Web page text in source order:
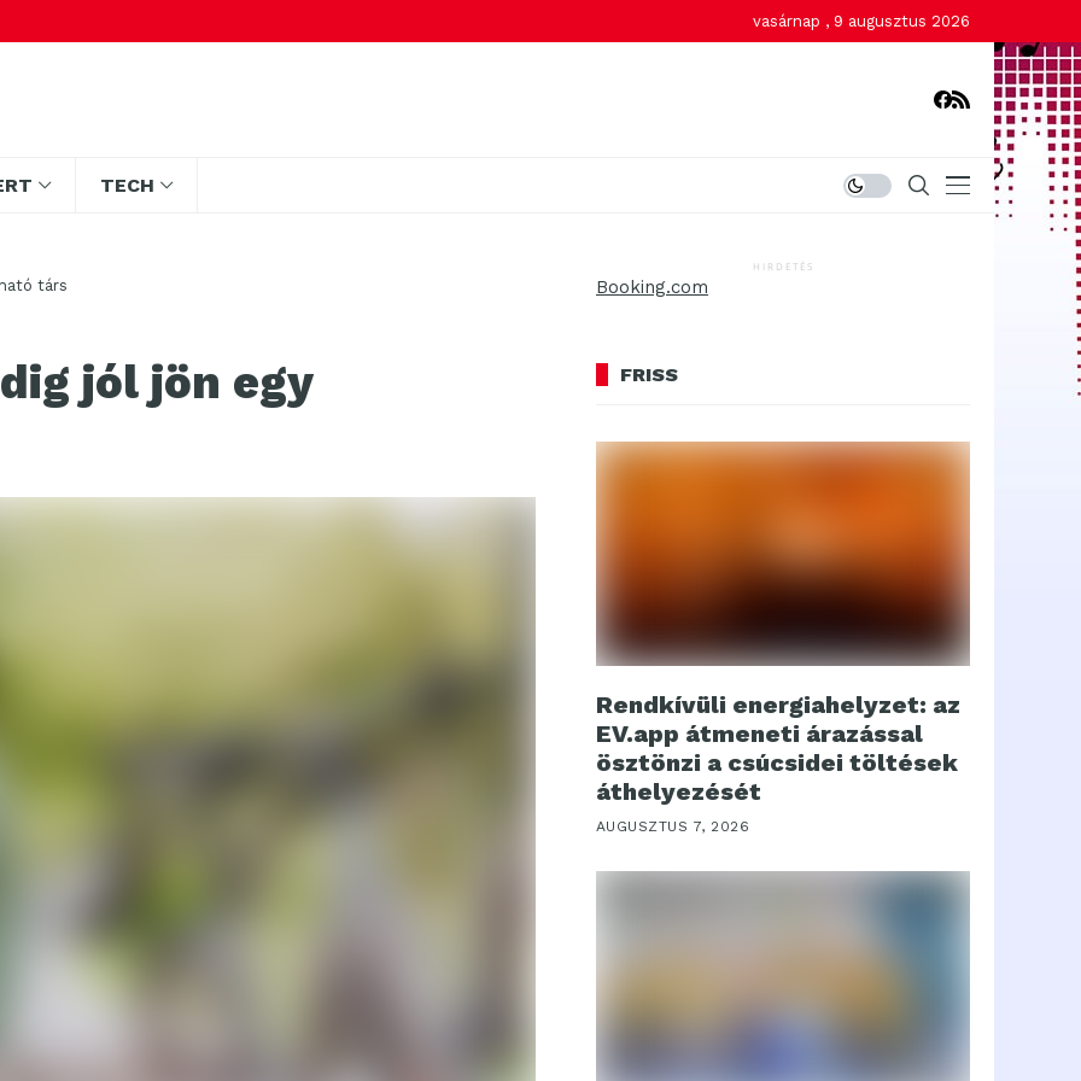
vasárnap , 9 augusztus 2026
TECH
társ
jól jön egy
HIRDETÉS
Booking.com
FRISS
Rendkívüli energiahelyzet: az
EV.app átmeneti árazással
ösztönzi a csúcsidei töltések
áthelyezését
AUGUSZTUS 7, 2026